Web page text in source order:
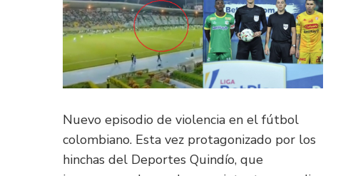
Nuevo episodio de violencia en el fútbol
colombiano. Esta vez protagonizado por los
hinchas del Deportes Quindío, que